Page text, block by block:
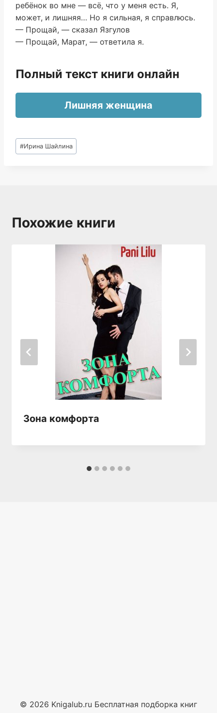
ребёнок во мне — всё, что у меня есть. Я,
может, и лишняя… Но я сильная, я справлюсь.
— Прощай, — сказал Язгулов
— Прощай, Марат, — ответила я.
Полный текст книги онлайн
Лишняя женщина
Метки
записи:
#Ирина Шайлина
Похожие книги
Зона комфорта
© 2026 Knigalub.ru Бесплатная подборка книг